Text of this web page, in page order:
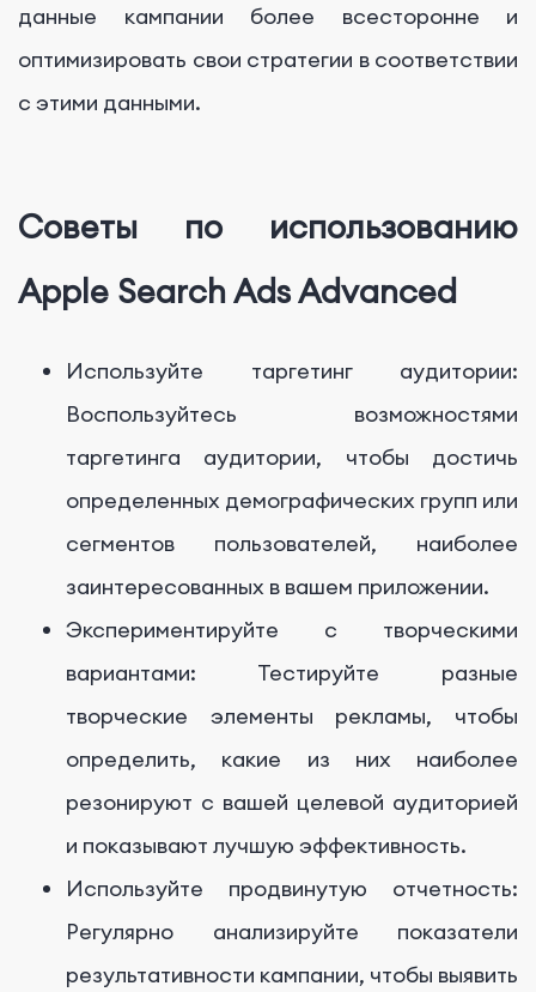
данные кампании более всесторонне и
оптимизировать свои стратегии в соответствии
с этими данными.
Советы по использованию
Apple Search Ads Advanced
Используйте таргетинг аудитории:
Воспользуйтесь возможностями
таргетинга аудитории, чтобы достичь
определенных демографических групп или
сегментов пользователей, наиболее
заинтересованных в вашем приложении.
Экспериментируйте с творческими
вариантами: Тестируйте разные
творческие элементы рекламы, чтобы
определить, какие из них наиболее
резонируют с вашей целевой аудиторией
и показывают лучшую эффективность.
Используйте продвинутую отчетность:
Регулярно анализируйте показатели
результативности кампании, чтобы выявить